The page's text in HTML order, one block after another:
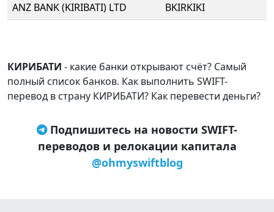
ANZ BANK (KIRIBATI) LTD
BKIRKIKI
КИРИБАТИ - какие банки открывают счёт? Самый
полный список банков. Как выполнить SWIFT-
перевод в страну КИРИБАТИ? Как перевести деньги?
Подпишитесь на новости SWIFT-
переводов и релокации капитала
@ohmyswiftblog